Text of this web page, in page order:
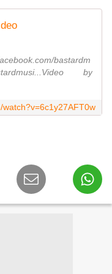
bastardm
by